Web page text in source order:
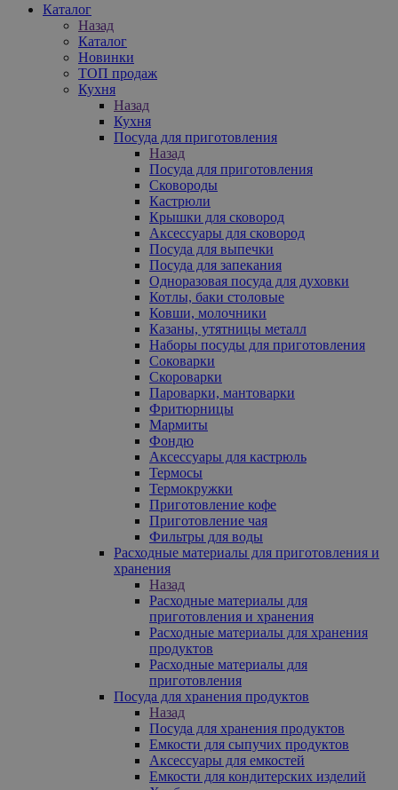
Каталог
Назад
Каталог
Новинки
ТОП продаж
Кухня
Назад
Кухня
Посуда для приготовления
Назад
Посуда для приготовления
Сковороды
Кастрюли
Крышки для сковород
Аксессуары для сковород
Посуда для выпечки
Посуда для запекания
Одноразовая посуда для духовки
Котлы, баки столовые
Ковши, молочники
Казаны, утятницы металл
Наборы посуды для приготовления
Соковарки
Скороварки
Пароварки, мантоварки
Фритюрницы
Мармиты
Фондю
Аксессуары для кастрюль
Термосы
Термокружки
Приготовление кофе
Приготовление чая
Фильтры для воды
Расходные материалы для приготовления и
хранения
Назад
Расходные материалы для
приготовления и хранения
Расходные материалы для хранения
продуктов
Расходные материалы для
приготовления
Посуда для хранения продуктов
Назад
Посуда для хранения продуктов
Емкости для сыпучих продуктов
Аксессуары для емкостей
Емкости для кондитерских изделий